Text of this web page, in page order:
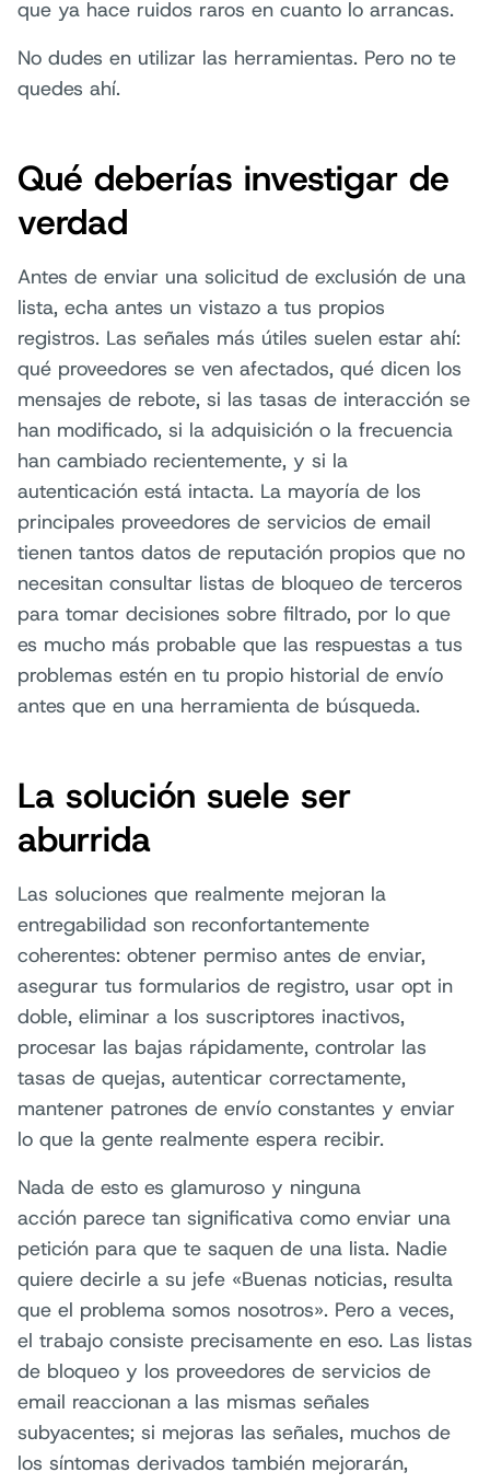
que ya hace ruidos raros en cuanto lo arrancas.
No dudes en utilizar las herramientas. Pero no te
quedes ahí.
Qué deberías investigar de
verdad
Antes de enviar una solicitud de exclusión de una
lista, echa antes un vistazo a tus propios
registros. Las señales más útiles suelen estar ahí:
qué proveedores se ven afectados, qué dicen los
mensajes de rebote, si las tasas de interacción se
han modificado, si la adquisición o la frecuencia
han cambiado recientemente, y si la
autenticación está intacta. La mayoría de los
principales proveedores de servicios de email
tienen tantos datos de reputación propios que no
necesitan consultar listas de bloqueo de terceros
para tomar decisiones sobre filtrado, por lo que
es mucho más probable que las respuestas a tus
problemas estén en tu propio historial de envío
antes que en una herramienta de búsqueda.
La solución suele ser
aburrida
Las soluciones que realmente mejoran la
entregabilidad son reconfortantemente
coherentes: obtener permiso antes de enviar,
asegurar tus formularios de registro, usar opt in
doble, eliminar a los suscriptores inactivos,
procesar las bajas rápidamente, controlar las
tasas de quejas, autenticar correctamente,
mantener patrones de envío constantes y enviar
lo que la gente realmente espera recibir.
Nada de esto es glamuroso y ninguna
acción parece tan significativa como enviar una
petición para que te saquen de una lista. Nadie
quiere decirle a su jefe «Buenas noticias, resulta
que el problema somos nosotros». Pero a veces,
el trabajo consiste precisamente en eso. Las listas
de bloqueo y los proveedores de servicios de
email reaccionan a las mismas señales
subyacentes; si mejoras las señales, muchos de
los síntomas derivados también mejorarán,